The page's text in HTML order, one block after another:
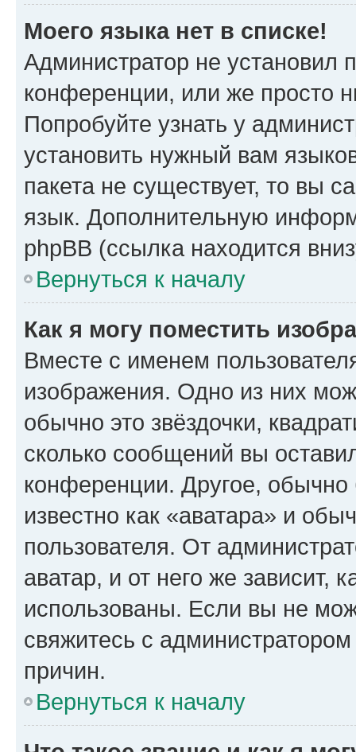
Моего языка нет в списке!
Администратор не установил
конференции, или же просто
Попробуйте узнать у
установить нужный вам
пакета не существует, то вы
язык. Дополнительную
phpBB (ссылка находится
Вернуться к началу
Как я могу поместить
Вместе с именем
изображения. Одно из них
обычно это звёздочки,
сколько сообщений вы
конференции. Другое,
известно как «аватара» и
пользователя. От
аватар, и от него же зависит,
использованы. Если вы не
свяжитесь с
причин.
Вернуться к началу